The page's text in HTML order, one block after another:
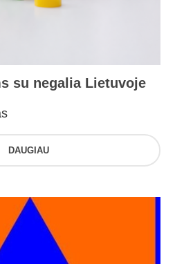
su negalia Lietuvoje
DAUGIAU